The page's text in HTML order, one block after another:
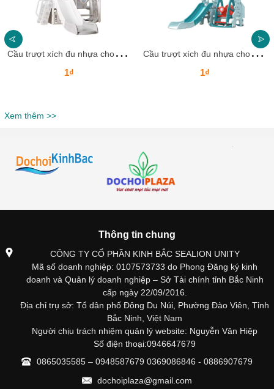
C
ầu trượt xích đu nhựa cho bé CTXDN15_ Dochoikinhbac
1₫
C
ầu trượt xích đu nhựa cho bé CTXDN14_ Dochoikinhbac
1₫
Xem thêm >>
Thông tin chung
CÔNG TY CỔ PHẦN KINH BẮC SEALION UNITY
Mã số doanh nghiệp: 0107573733 do Phong Đăng ký kinh
doanh và Quản lý doanh nghiệp – Sở Tài chính tỉnh Bắc Ninh
cấp ngày 22/09/2016.
Địa chỉ trụ sở: Tổ dân phố Đông Du Núi, Phường Đào Viên, Tỉnh
Bắc Ninh, Việt Nam
Người chịu trách nhiệm quản lý website: Nguyễn Văn Hiệp
Số điện thoại:0946647679
0865035585 – 0948587679 0369086846 - 0886907679
dochoiplaza@gmail.com